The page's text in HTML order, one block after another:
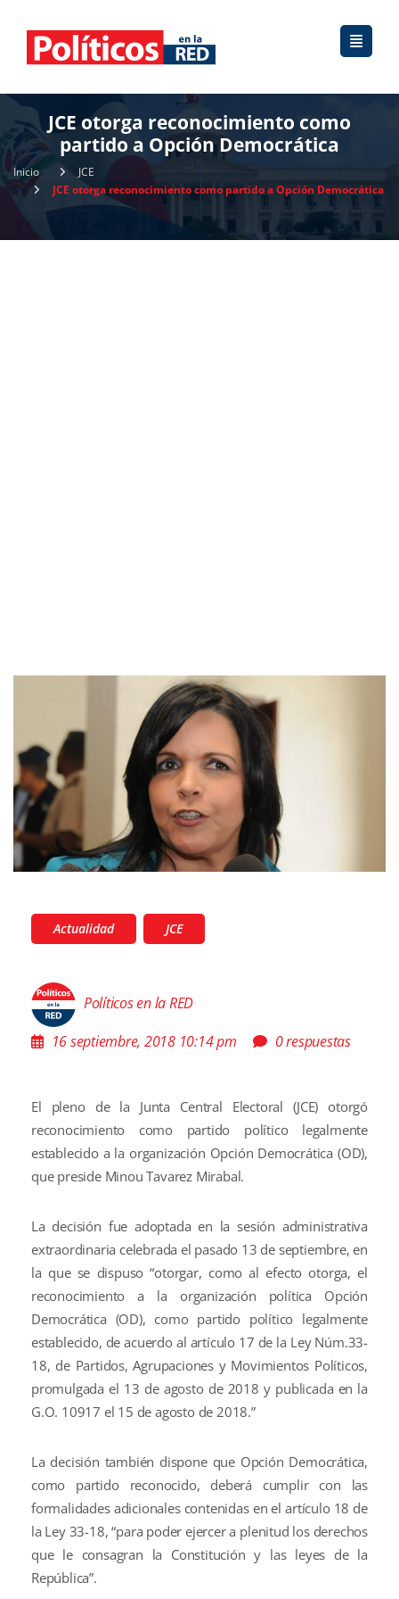
JCE otorga reconocimiento como
partido a Opción Democrática
Inicio
JCE
JCE otorga reconocimiento como partido a Opción Democrática
Actualidad JCE
Políticos en la RED
16 septiembre, 2018 10:14 pm
0 respuestas
El pleno de la Junta Central Electoral (JCE) otorgó
reconocimiento como partido político legalmente
establecido a la organización Opción Democrática (OD),
que preside Minou Tavarez Mirabal.
La decisión fue adoptada en la sesión administrativa
extraordinaria celebrada el pasado 13 de septiembre, en
la que se dispuso “otorgar, como al efecto otorga, el
reconocimiento a la organización política Opción
Democrática (OD), como partido político legalmente
establecido, de acuerdo al artículo 17 de la Ley Núm.33-
18, de Partidos, Agrupaciones y Movimientos Políticos,
promulgada el 13 de agosto de 2018 y publicada en la
G.O. 10917 el 15 de agosto de 2018.”
La decisión también dispone que Opción Democrática,
como partido reconocido, deberá cumplir con las
formalidades adicionales contenidas en el artículo 18 de
la Ley 33-18, “para poder ejercer a plenitud los derechos
que le consagran la Constitución y las leyes de la
República”.